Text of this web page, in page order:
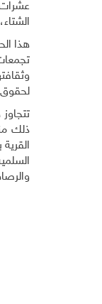
هذا
لحقوق
ذلك